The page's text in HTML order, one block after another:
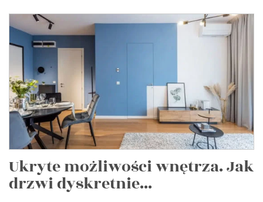
Ukryte możliwości wnętrza. Jak
drzwi dyskretnie...